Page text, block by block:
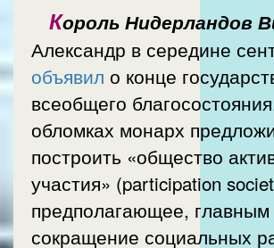
Король Нидерландов
Александр в середине
объявил о конце
всеобщего
обломках монарх
построить «общество
участия» (participation
предполагающее,
сокращение социальных